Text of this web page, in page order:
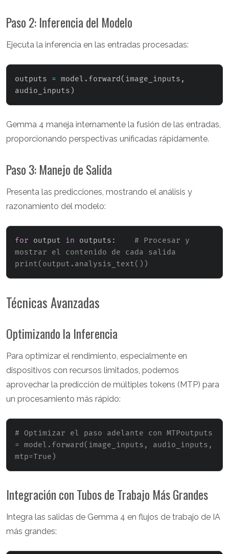
Paso 2: Inferencia del Modelo
Ejecuta la inferencia en las entradas procesadas:
outputs = model . forward ( image_inputs ,
audio_inputs )
Gemma 4 maneja internamente la fusión de las entradas,
proporcionando perspectivas unificadas rápidamente.
Paso 3: Manejo de Salida
Presenta las predicciones, mostrando el análisis y
razonamiento del modelo:
for output in outputs :
# Procesar y
mostrar el contenido de cada salida
print(output.analysis_text())
Técnicas Avanzadas
Optimizando la Inferencia
Para optimizar el rendimiento, especialmente en
dispositivos con recursos limitados, podemos
aprovechar la predicción de múltiples tokens (MTP) para
un procesamiento más rápido:
# Optimizar el paso adelante con MTPoutputs
= model.forward(image_inputs, audio_inputs,
mtp=True)
Integración con Tubos de Trabajo Más Grandes
Integra las salidas de Gemma 4 en flujos de trabajo de IA
más grandes: